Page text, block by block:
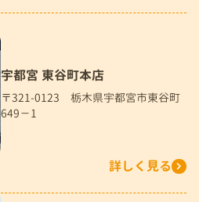
宇都宮 東谷町本店
〒321-0123 栃木県宇都宮市東谷町
649－1
詳しく見る